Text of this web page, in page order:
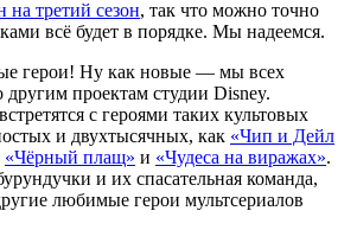
на третий сезон, так что можно точно
всё будет в порядке. Мы надеемся.
герои! Ну как новые — мы всех
проектам студии Disney.
с героями таких культовых
и двухтысячных, как «Чип и Дейл
«Чёрный плащ» и «Чудеса на виражах».
и их спасательная команда,
любимые герои мультсериалов